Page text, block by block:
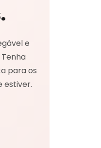
e
para os
estiver.